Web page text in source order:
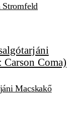
Stromfeld
Macskakő